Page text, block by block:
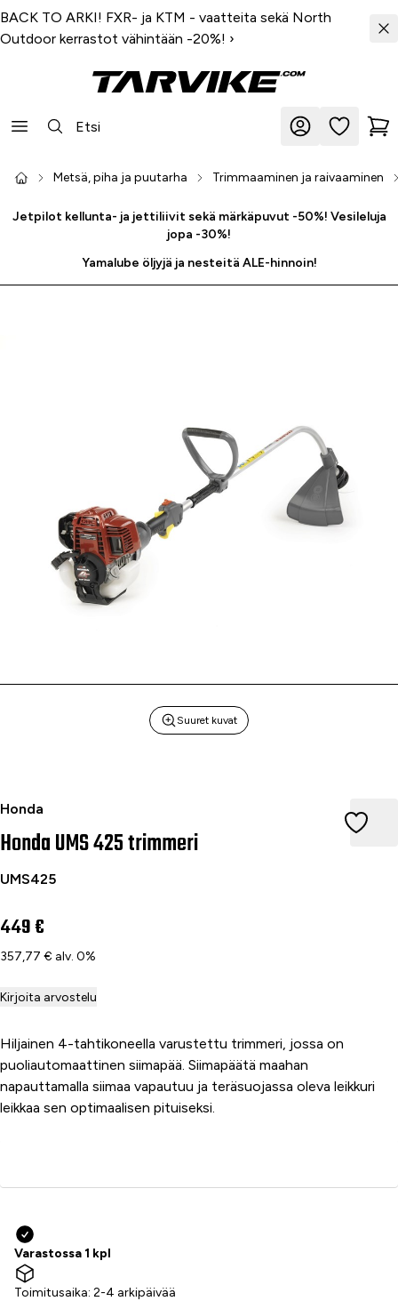
BACK TO ARKI! FXR- ja KTM - vaatteita sekä North
Outdoor kerrastot vähintään -20%! ›
Metsä, piha ja puutarha Trimmaaminen ja raivaaminen
Jetpilot kellunta- ja jettiliivit sekä märkäpuvut -50%! Vesileluja
jopa -30%!
Yamalube öljyjä ja nesteitä ALE-hinnoin!
Suuret kuvat
Honda
Honda UMS 425 trimmeri
Honda UMS 425 trimmeri
UMS425
449 €
357,77 € alv. 0%
Kirjoita arvostelu
Hiljainen 4-tahtikoneella varustettu trimmeri, jossa on
puoliautomaattinen siimapää. Siimapäätä maahan
napauttamalla siimaa vapautuu ja teräsuojassa oleva leikkuri
leikkaa sen optimaalisen pituiseksi.
Varastossa 1 kpl
Toimitusaika: 2-4 arkipäivää